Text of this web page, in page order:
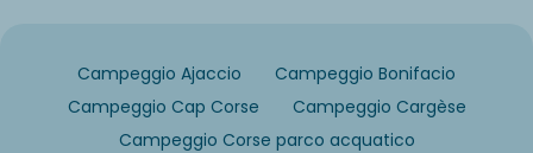
Campeggio Ajaccio
Campeggio Bonifacio
Campeggio Cap Corse
Campeggio Cargèse
Campeggio Corse parco acquatico